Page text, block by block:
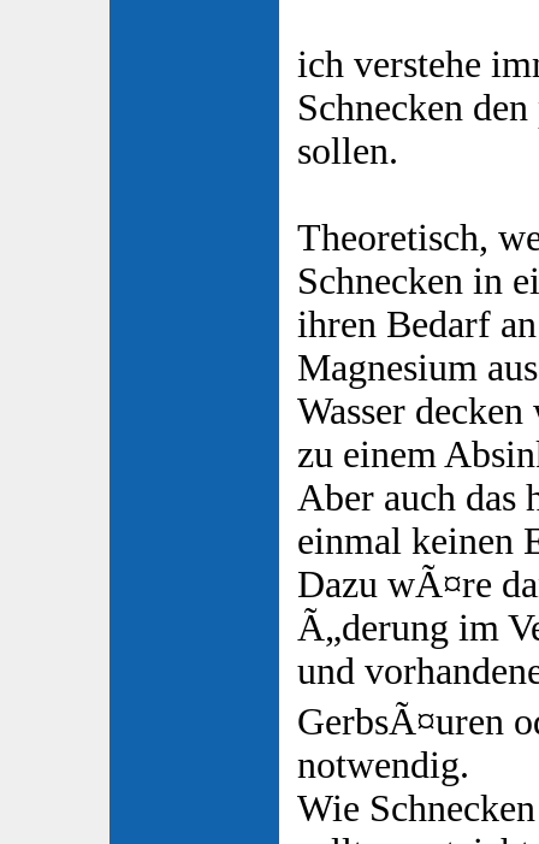
ich verstehe
Schnecken
sollen.
Theoretisch,
Schnecken in
ihren Bedarf
Magnesium
Wasser
zu einem
Aber auch das
einmal keinen
Dazu wÃ¤re
Ã„derung im
und
GerbsÃ¤uren
notwendig.
Wie